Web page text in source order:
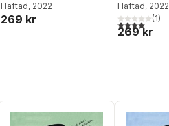
Häftad, 2022
269 kr
Häftad, 2022
4,0utav 5(1)
269 kr